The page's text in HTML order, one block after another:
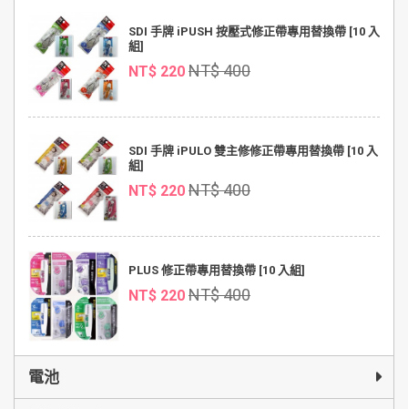
SDI 手牌 iPUSH 按壓式修正帶專用替換帶 [10 入
組]
NT$ 220 NT$ 400
SDI 手牌 iPULO 雙主修修正帶專用替換帶 [10 入
組]
NT$ 220 NT$ 400
PLUS 修正帶專用替換帶 [10 入組]
NT$ 220 NT$ 400
電池